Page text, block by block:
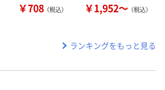
￥708 （税込） ￥1,952～ （税込）
ランキングをもっと見る